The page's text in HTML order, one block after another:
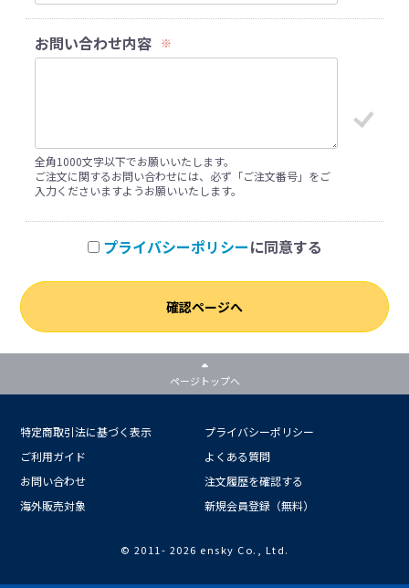
お問い合わせ内容 ※
全角1000文字以下でお願いいたします。
ご注文に関するお問い合わせには、必ず「ご注文番号」をご
入力くださいますようお願いいたします。
プライバシーポリシーに同意する
確認ページへ
ページトップへ
特定商取引法に基づく表示
プライバシーポリシー
ご利用ガイド
よくある質問
お問い合わせ
注文履歴を確認する
海外販売対象
新規会員登録（無料）
© 2011- 2026 ensky Co., Ltd.